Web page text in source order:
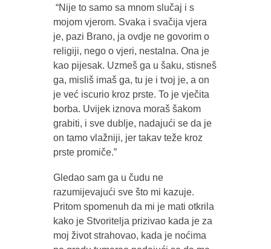
“Nije to samo sa mnom slučaj i s
mojom vjerom. Svaka i svačija vjera
je, pazi Brano, ja ovdje ne govorim o
religiji, nego o vjeri, nestalna. Ona je
kao pijesak. Uzmeš ga u šaku, stisneš
ga, misliš imaš ga, tu je i tvoj je, a on
je već iscurio kroz prste. To je vječita
borba. Uvijek iznova moraš šakom
grabiti, i sve dublje, nadajući se da je
on tamo vlažniji, jer takav teže kroz
prste promiče.”
Gledao sam ga u čudu ne
razumijevajući sve što mi kazuje.
Pritom spomenuh da mi je mati otkrila
kako je Stvoritelja prizivao kada je za
moj život strahovao, kada je noćima